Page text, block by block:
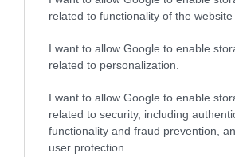
related to functionality of the website
I want to allow Google to enable
related to personalization.
I want to allow Google to enable
related to security, including
functionality and fraud prevention,
user protection.
Σωλήνας για αεραντλία
SKU
KOUR25206